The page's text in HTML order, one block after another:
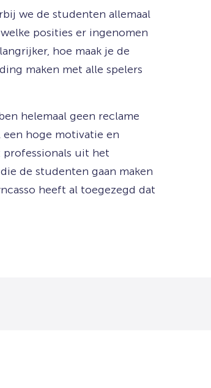
we de studenten allemaal
posities er ingenomen
hoe maak je de
maken met alle spelers
helemaal geen reclame
hoge motivatie en
professionals uit het
de studenten gaan maken
heeft al toegezegd dat